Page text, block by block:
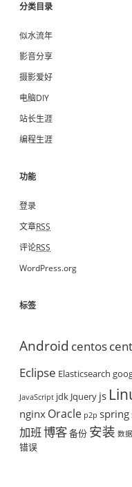
分类目录
似水流年
影音分享
摄影爱好
电脑DIY
站长生涯
编程生涯
功能
登录
文章RSS
评论RSS
WordPress.org
标签
Android centos
Eclipse Elasticsearch
JavaScript jdk Jquery js
nginx Oracle p2p spring
加班博客备份 安装 数
错误